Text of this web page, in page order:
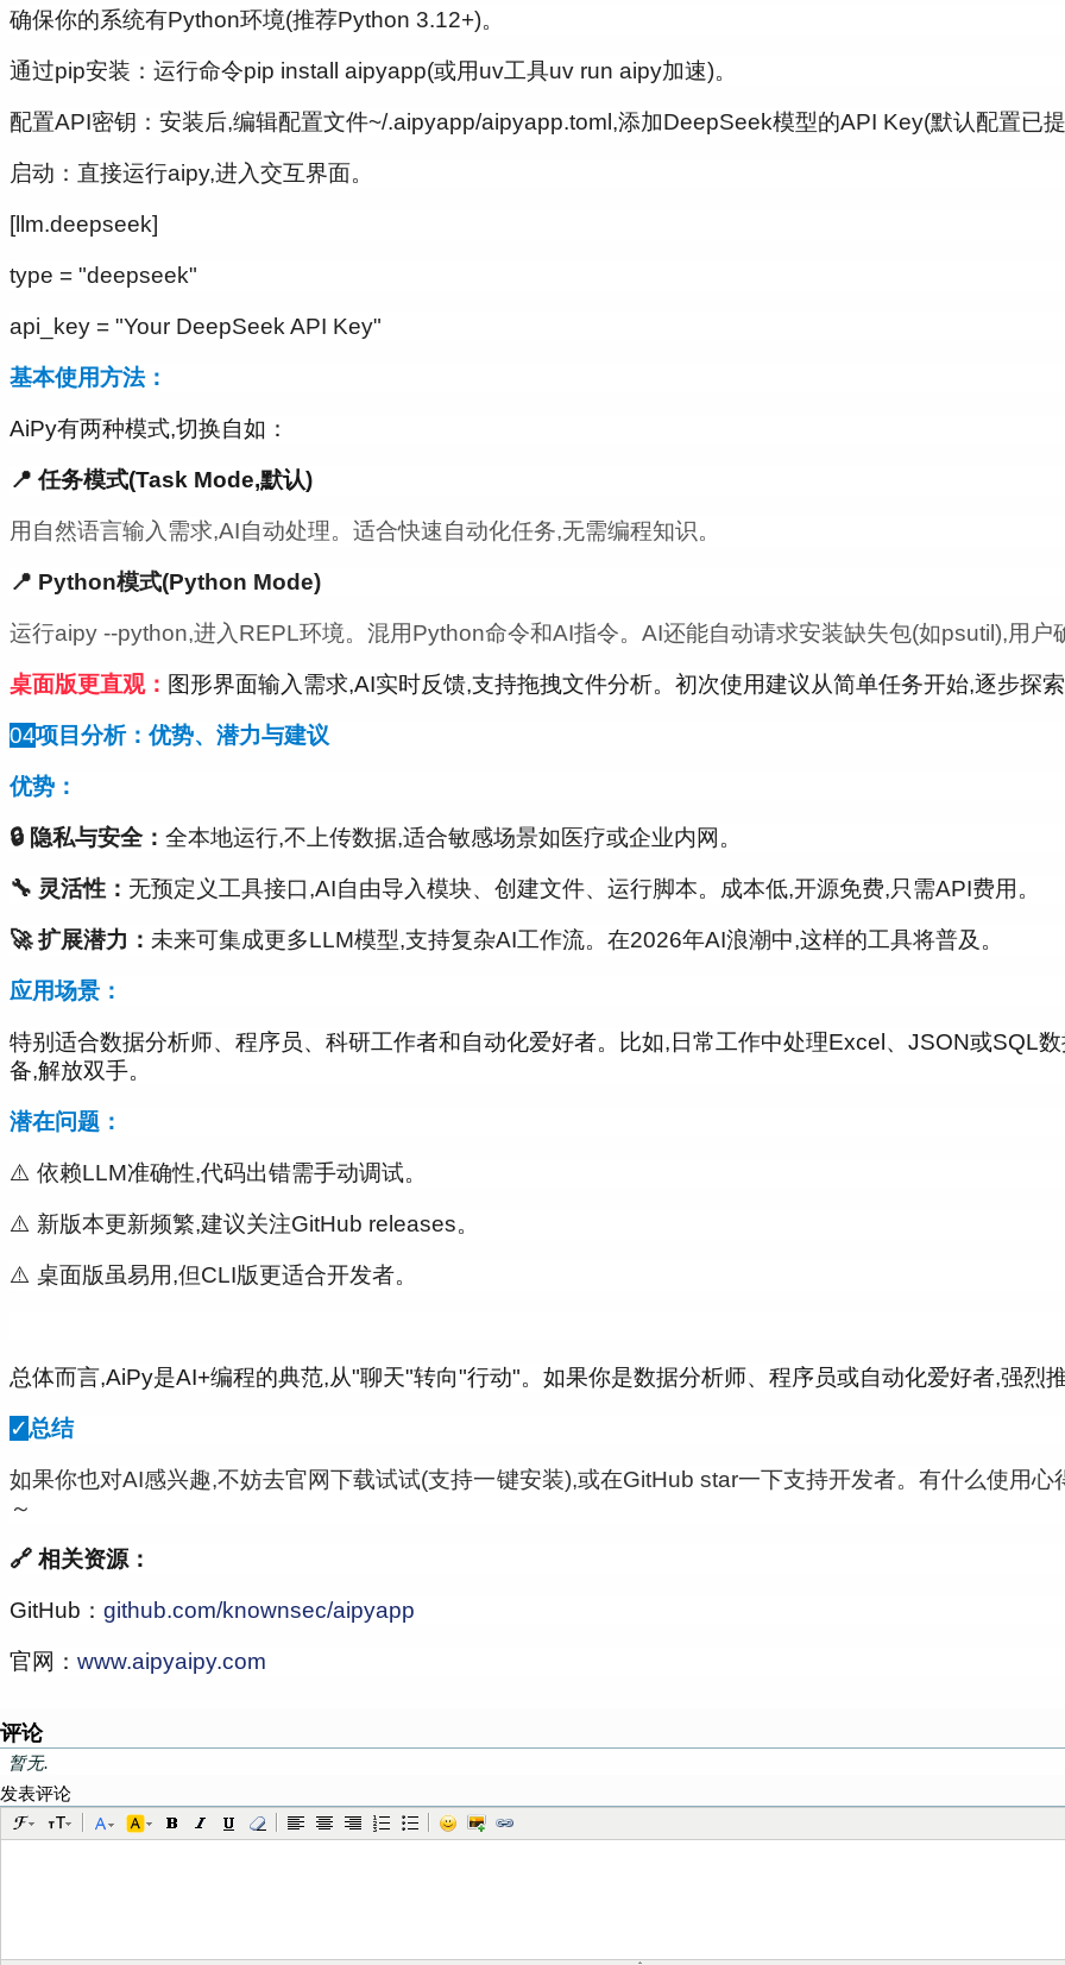
确保你的系统有Python环境(推荐Python 3.12+)。
通过pip安装：运行命令pip install aipyapp(或用uv工具uv run aipy加速)。
配置API密钥：安装后,编辑配置文件~/.aipyapp/aipyapp.toml ,添加DeepSeek模型的API Key(默认配置已提
启动：直接运行aipy,进入交互界面。
[llm.deepseek]
type = "deepseek"
api_key = "Your DeepSeek API Key"
基本使用方法：
AiPy有两种模式,切换自如：
📍 任务模式(Task Mode,默认)
用自然语言输入需求,AI自动处理。适合快速自动化任务,无需编程知识。
📍 Python模式(Python Mode)
运行aipy --python,进入REPL环境。混用Python命令和AI指令。AI还能自动请求安装缺失包(如psutil),用户
桌面版更直观： 图形界面输入需求,AI实时反馈,支持拖拽文件分析。初次使用建议从简单任务开始,逐步探索
04项目分析：优势、潜力与建议
优势：
🔒 隐私与安全： 全本地运行,不上传数据,适合敏感场景如医疗或企业内网。
🔧 灵活性： 无预定义工具接口,AI自由导入模块、创建文件、运行脚本。成本低,开源免费,只需API费用。
🚀 扩展潜力： 未来可集成更多LLM模型,支持复杂AI工作流。在2026年AI浪潮中,这样的工具将普及。
应用场景：
特别适合数据分析师、程序员、科研工作者和自动化爱好者。比如,日常工作中处理Excel、JSON或SQL
备,解放双手。
潜在问题：
⚠️ 依赖LLM准确性,代码出错需手动调试。
⚠️ 新版本更新频繁,建议关注GitHub releases。
⚠️ 桌面版虽易用,但CLI版更适合开发者。
总体而言,AiPy是AI+编程的典范,从"聊天"转向"行动"。如果你是数据分析师、程序员或自动化爱好者,强烈
✓总结
如果你也对AI感兴趣,不妨去官网下载试试(支持一键安装),或在GitHub star一下支持开发者。有什么使用
～
🔗 相关资源：
GitHub： github.com/knownsec/aipyapp
官网： www.aipyaipy.com
评论
暂无.
发表评论